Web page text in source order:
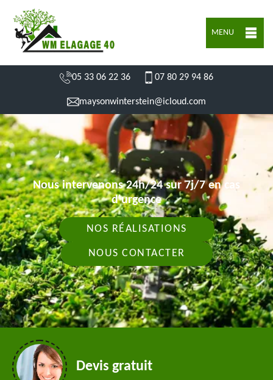
MENU
05 33 06 22 36 07 80 29 94 86
maysonwinterstein@icloud.com
Nous intervenons 24h/24 sur 7j/7 en cas
d'urgence
NOS RÉALISATIONS
NOUS CONTACTER
Devis gratuit